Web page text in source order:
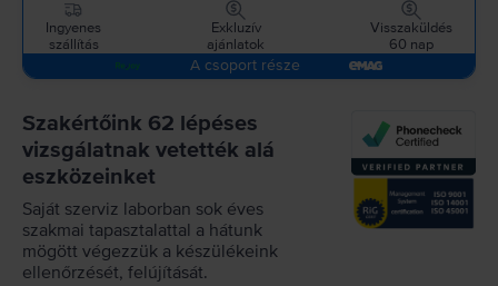
Ingyenes
szállítás
Exkluzív
ajánlatok
Visszaküldés
60 nap
A csoport része
Szakértőink 62 lépéses
vizsgálatnak vetették alá
eszközeinket
Saját szerviz laborban sok éves
szakmai tapasztalattal a hátunk
mögött végezzük a készülékeink
ellenőrzését, felújítását.